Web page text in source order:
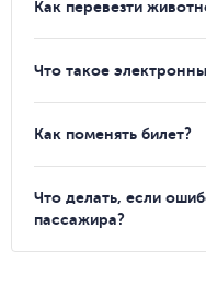
Как перевезти
Что такое
Как поменять билет?
Что делать, если
пассажира?